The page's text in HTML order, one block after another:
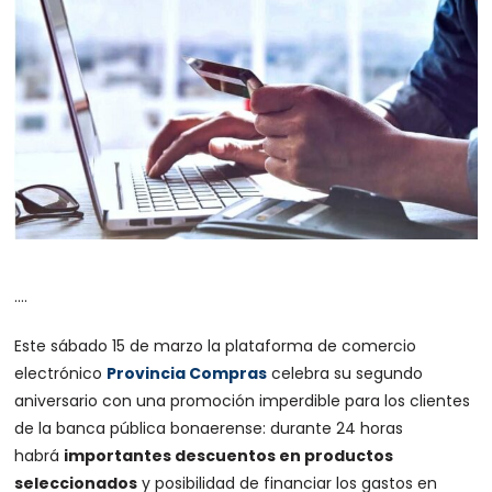
….
Este sábado 15 de marzo la plataforma de comercio
electrónico Provincia Compras celebra su segundo
aniversario con una promoción imperdible para los clientes
de la banca pública bonaerense: durante 24 horas
habrá importantes descuentos en productos
seleccionados y posibilidad de financiar los gastos en